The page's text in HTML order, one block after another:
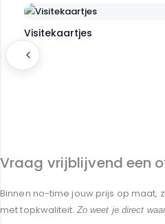
Visitekaartjes
Vraag vrijblijvend een
Binnen no-time jouw prijs op maat,
met topkwaliteit. Zo weet je direct